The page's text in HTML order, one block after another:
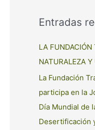
Entradas
LA
NATURALEZA Y
La Fundación
participa en la
Día Mundial de
Desertificación